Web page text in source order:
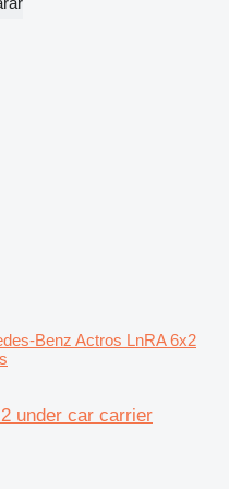
Benz Actros LnRA 6x2
under car carrier